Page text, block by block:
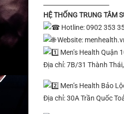
HỆ THỐNG TRUNG TÂM
Hotline: 0902 353
Website:
Men’s Health Quận
Địa chỉ: 7B/31 Thành
Men’s Health Bảo
Địa chỉ: 30A Trần Quốc